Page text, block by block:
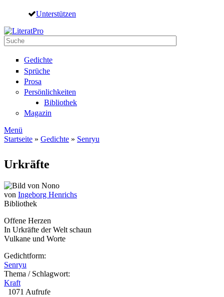
Direkt zum Inhalt
Unterstützen
Suche
Gedichte
Sprüche
Prosa
Persönlichkeiten
Bibliothek
Magazin
Menü
Startseite » Gedichte » Senryu
Urkräfte
von Ingeborg Henrichs
Bibliothek
Offene Herzen
In Urkräfte der Welt schaun
Vulkane und Worte
Gedichtform:
Senryu
Thema / Schlagwort:
Kraft
1071 Aufrufe